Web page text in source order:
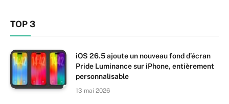
TOP 3
iOS 26.5 ajoute un nouveau fond d’écran
Pride Luminance sur iPhone, entièrement
personnalisable
13 mai 2026